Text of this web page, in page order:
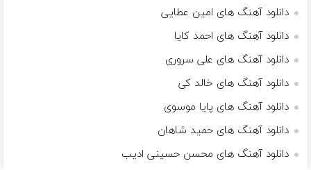
دانلود آهنگ های امین عطایی
دانلود آهنگ های احمد کایا
دانلود آهنگ های علی سروری
دانلود آهنگ های خالد کی
دانلود آهنگ های پایا موسوی
دانلود آهنگ های حمید شاهان
دانلود آهنگ های محسن حسینی ادیب